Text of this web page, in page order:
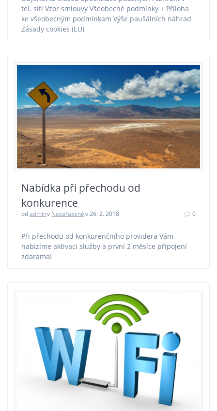
tel. síti Vzor smlouvy Všeobecné podmínky + Příloha
ke všeobecným podmínkam Výše paušálních náhrad
Zásady cookies (EU)
Nabídka při přechodu od
konkurence
odadminv Nezařazenév 26. 2. 2018 0
Při přechodu od konkurenčního providera Vám
nabízíme aktivaci služby a první 2 měsíce připojení
zdarama!